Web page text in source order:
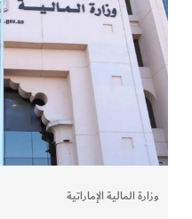
وزارة المالية الإماراتية